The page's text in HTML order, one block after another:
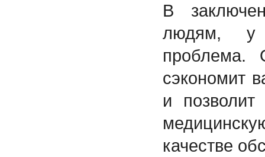
В
людям, у
проблема.
сэкономит
и
качестве